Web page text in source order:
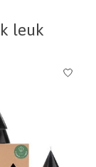
leuk